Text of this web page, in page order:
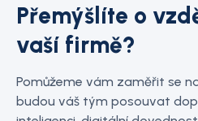
Přemýšlíte o
vaší firmě?
Pomůžeme vám zaměřit se
budou váš tým posouvat